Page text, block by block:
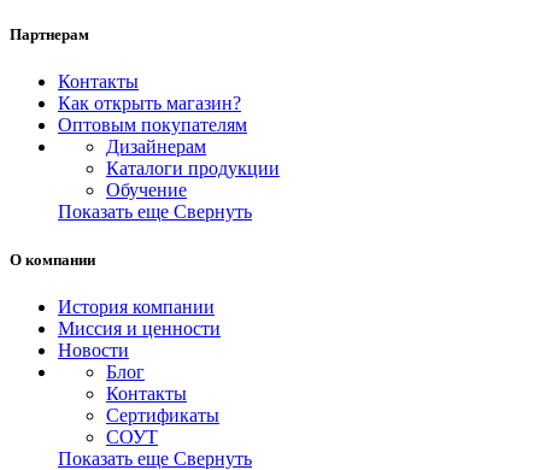
Партнерам
Контакты
Как открыть магазин?
Оптовым покупателям
Дизайнерам
Каталоги продукции
Обучение
Показать еще Свернуть
О компании
История компании
Миссия и ценности
Новости
Блог
Контакты
Сертификаты
СОУТ
Показать еще Свернуть